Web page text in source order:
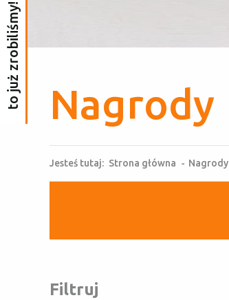
to już zrobiliśmy! Nagrody
Jesteś tutaj: Strona główna - Nagrody
Filtruj